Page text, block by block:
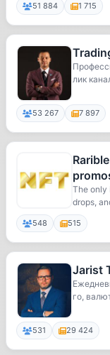
51 884 1 715
лик
53 267 7 897
The only
drops,
548 515
Jarist
го,
531 29 424